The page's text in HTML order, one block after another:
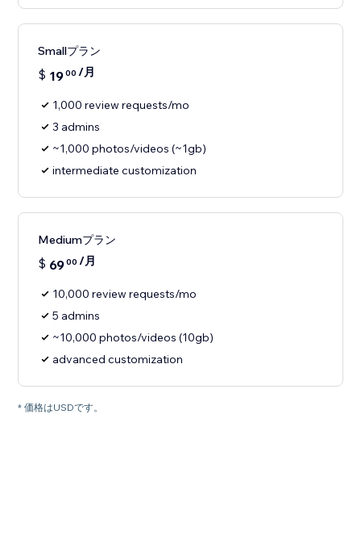
Smallプラン
$ 1900 /月
1,000 review requests/mo
3 admins
~1,000 photos/videos (~1gb)
intermediate customization
Mediumプラン
$ 6900 /月
10,000 review requests/mo
5 admins
~10,000 photos/videos (10gb)
advanced customization
* 価格はUSDです。